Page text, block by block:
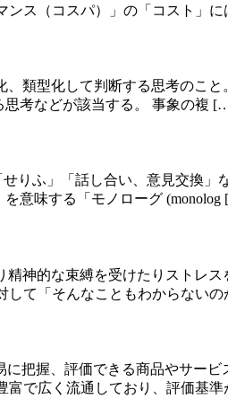
ンス（コスパ）」の「コスト」
類型化して判断する思考のこ
思考などが該当する。 事象の複
りふ」「話し合い、意見交換
を意味する「モノローグ
神的な束縛を受けたりストレ
して「そんなこともわからない
に把握、評価できる商品やサー
富で広く流通しており、評価基